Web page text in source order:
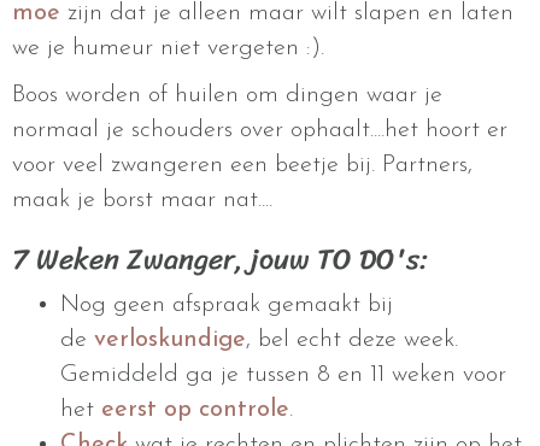
moe zijn dat je alleen maar wilt slapen en laten
we je humeur niet vergeten :).
Boos worden of huilen om dingen waar je
normaal je schouders over ophaalt....het hoort er
voor veel zwangeren een beetje bij. Partners,
maak je borst maar nat....
7 Weken Zwanger, jouw TO DO's:
Nog geen afspraak gemaakt bij
de verloskundige, bel echt deze week.
Gemiddeld ga je tussen 8 en 11 weken voor
het eerst op controle.